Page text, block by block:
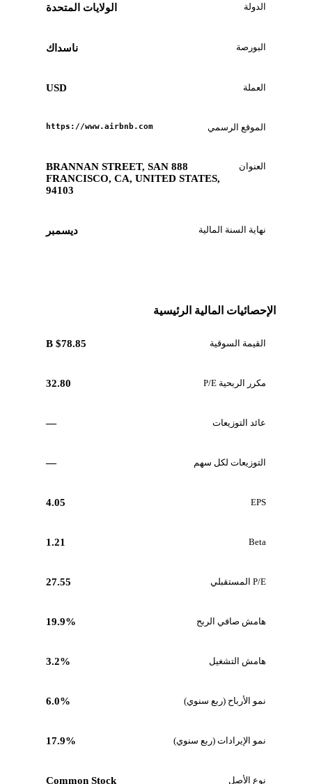
الدولة الولايات المتحدة
البورصة ناسداك
العملة USD
الموقع الرسمي https://www.airbnb.com
العنوان
888 BRANNAN STREET, SAN
FRANCISCO, CA, UNITED STATES,
94103
نهاية السنة المالية ديسمبر
الإحصائيات المالية الرئيسية
القيمة السوقية $78.85 B
مكرر الربحية P/E 32.80
عائد التوزيعات —
التوزيعات لكل سهم —
EPS
4.05
Beta
1.21
P/E المستقبلي 27.55
هامش صافي الربح 19.9%
هامش التشغيل 3.2%
نمو الأرباح (ربع سنوي) 6.0%
نمو الإيرادات (ربع سنوي) 17.9%
نوع الأصل Common Stock